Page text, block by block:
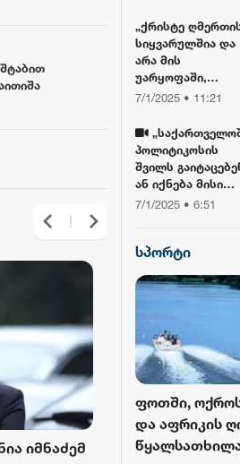
ირაკლი
იქნება
„ქრისტე
სიყვარულშია და
არა მის
უარყოფაში,
ბიბლიასთან და
გიორგი
შობის
დღესასწაულზე
7/1/2025 • 11:21
პოლიტიკოსის
შვილს
ან იქნება მისი
სიკვდილი...
ვერტმფრენი“ -
7/1/2025 • 6:51
სპორტი
- ოქროს ბურთი
ლიგის მესამედ
გამოცემა
ფოთში,
და აფრიკის